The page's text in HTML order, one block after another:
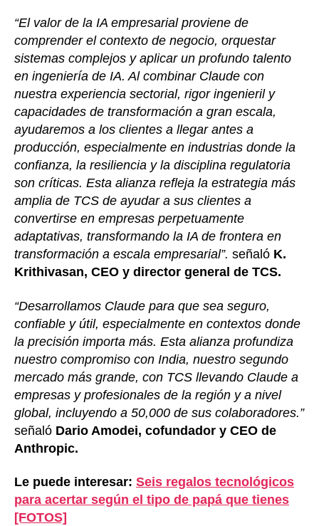
“El valor de la IA empresarial proviene de
comprender el contexto de negocio, orquestar
sistemas complejos y aplicar un profundo talento
en ingeniería de IA. Al combinar Claude con
nuestra experiencia sectorial, rigor ingenieril y
capacidades de transformación a gran escala,
ayudaremos a los clientes a llegar antes a
producción, especialmente en industrias donde la
confianza, la resiliencia y la disciplina regulatoria
son críticas. Esta alianza refleja la estrategia más
amplia de TCS de ayudar a sus clientes a
convertirse en empresas perpetuamente
adaptativas, transformando la IA de frontera en
transformación a escala empresarial”. señaló K.
Krithivasan, CEO y director general de TCS.
“Desarrollamos Claude para que sea seguro,
confiable y útil, especialmente en contextos donde
la precisión importa más. Esta alianza profundiza
nuestro compromiso con India, nuestro segundo
mercado más grande, con TCS llevando Claude a
empresas y profesionales de la región y a nivel
global, incluyendo a 50,000 de sus colaboradores.”
señaló Dario Amodei, cofundador y CEO de
Anthropic.
Le puede interesar: Seis regalos tecnológicos
para acertar según el tipo de papá que tienes
[FOTOS]